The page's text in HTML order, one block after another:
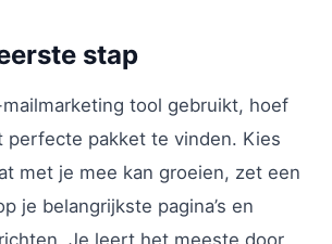
stap
tool gebruikt, hoef
perfecte pakket te vinden. Kies
met je mee kan groeien, zet een
je belangrijkste pagina’s en
Je leert het meeste door